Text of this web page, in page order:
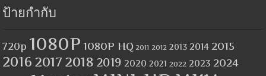
ป้ายกำกับ
720p 1080P 1080P HQ 2011 2012 2013 2014 2015
2016 2017 2018 2019 2020 2021 2022 2023 2024